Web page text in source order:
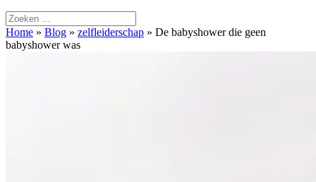
Home » Blog » zelfleiderschap » De babyshower die geen
babyshower was